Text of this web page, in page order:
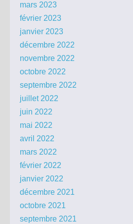
mars 2023
février 2023
janvier 2023
décembre 2022
novembre 2022
octobre 2022
septembre 2022
juillet 2022
juin 2022
mai 2022
avril 2022
mars 2022
février 2022
janvier 2022
décembre 2021
octobre 2021
septembre 2021